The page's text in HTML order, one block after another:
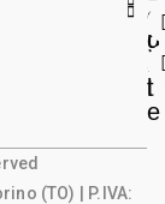
e
g
l
e
o
u
t
(TO) | P.IVA: